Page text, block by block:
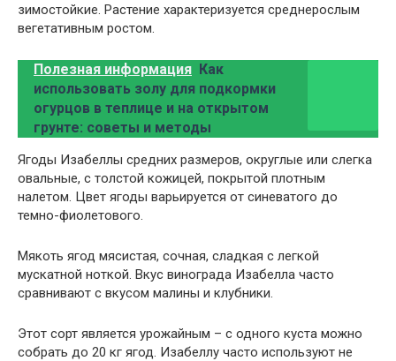
зимостойкие. Растение характеризуется среднерослым
вегетативным ростом.
Полезная информация Как
использовать золу для подкормки
огурцов в теплице и на открытом
грунте: советы и методы
Ягоды Изабеллы средних размеров, округлые или слегка
овальные, с толстой кожицей, покрытой плотным
налетом. Цвет ягоды варьируется от синеватого до
темно-фиолетового.
Мякоть ягод мясистая, сочная, сладкая с легкой
мускатной ноткой. Вкус винограда Изабелла часто
сравнивают с вкусом малины и клубники.
Этот сорт является урожайным – с одного куста можно
собрать до 20 кг ягод. Изабеллу часто используют не